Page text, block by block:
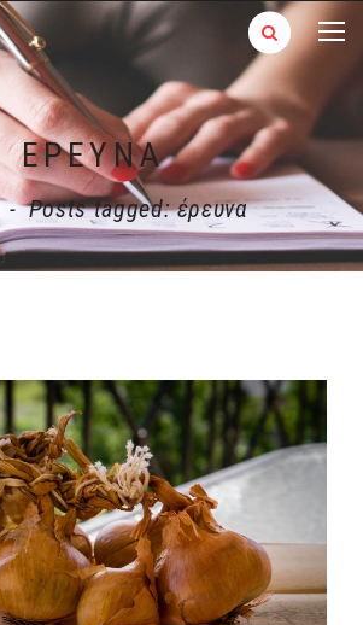
ΈΡΕΥΝΑ
- Posts tagged: έρευνα